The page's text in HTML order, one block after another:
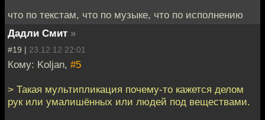
что по текстам, что по музыке, что по исполнению
Дадли Смит »
#19 | 23.12.12 22:01
Кому: Koljan, #5
> Такая мультипликация почему-то кажется делом
рук или умалишённых или людей под веществами.